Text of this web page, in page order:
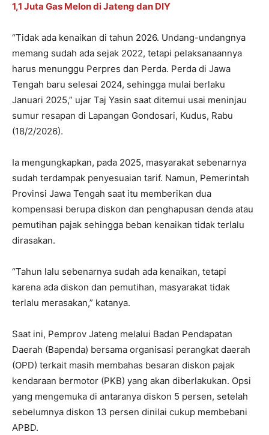
1,1 Juta Gas Melon di Jateng dan DIY
“Tidak ada kenaikan di tahun 2026. Undang-undangnya
memang sudah ada sejak 2022, tetapi pelaksanaannya
harus menunggu Perpres dan Perda. Perda di Jawa
Tengah baru selesai 2024, sehingga mulai berlaku
Januari 2025,” ujar Taj Yasin saat ditemui usai meninjau
sumur resapan di Lapangan Gondosari, Kudus, Rabu
(18/2/2026).
Ia mengungkapkan, pada 2025, masyarakat sebenarnya
sudah terdampak penyesuaian tarif. Namun, Pemerintah
Provinsi Jawa Tengah saat itu memberikan dua
kompensasi berupa diskon dan penghapusan denda atau
pemutihan pajak sehingga beban kenaikan tidak terlalu
dirasakan.
“Tahun lalu sebenarnya sudah ada kenaikan, tetapi
karena ada diskon dan pemutihan, masyarakat tidak
terlalu merasakan,” katanya.
Saat ini, Pemprov Jateng melalui Badan Pendapatan
Daerah (Bapenda) bersama organisasi perangkat daerah
(OPD) terkait masih membahas besaran diskon pajak
kendaraan bermotor (PKB) yang akan diberlakukan. Opsi
yang mengemuka di antaranya diskon 5 persen, setelah
sebelumnya diskon 13 persen dinilai cukup membebani
APBD.